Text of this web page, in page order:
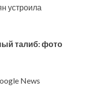
устроила
талиб: фото
News